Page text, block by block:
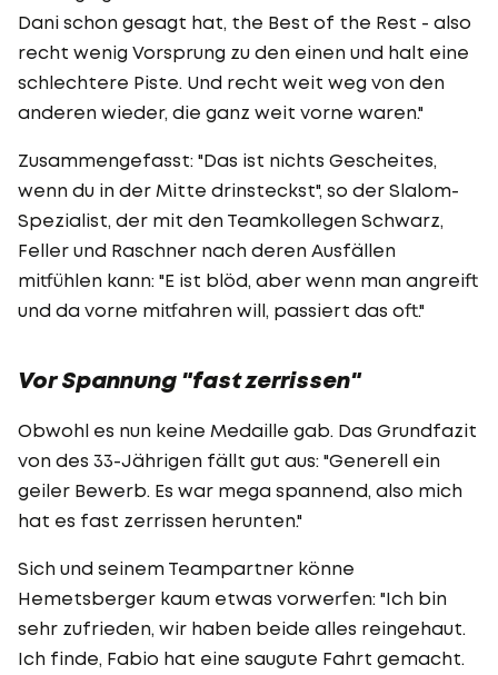
Dani schon gesagt hat, the Best of the Rest - also
recht wenig Vorsprung zu den einen und halt eine
schlechtere Piste. Und recht weit weg von den
anderen wieder, die ganz weit vorne waren."
Zusammengefasst: "Das ist nichts Gescheites,
wenn du in der Mitte drinsteckst", so der Slalom-
Spezialist, der mit den Teamkollegen Schwarz,
Feller und Raschner nach deren Ausfällen
mitfühlen kann: "E ist blöd, aber wenn man angreift
und da vorne mitfahren will, passiert das oft."
Vor Spannung "fast zerrissen"
Obwohl es nun keine Medaille gab. Das Grundfazit
von des 33-Jährigen fällt gut aus: "Generell ein
geiler Bewerb. Es war mega spannend, also mich
hat es fast zerrissen herunten."
Sich und seinem Teampartner könne
Hemetsberger kaum etwas vorwerfen: "Ich bin
sehr zufrieden, wir haben beide alles reingehaut.
Ich finde, Fabio hat eine saugute Fahrt gemacht.